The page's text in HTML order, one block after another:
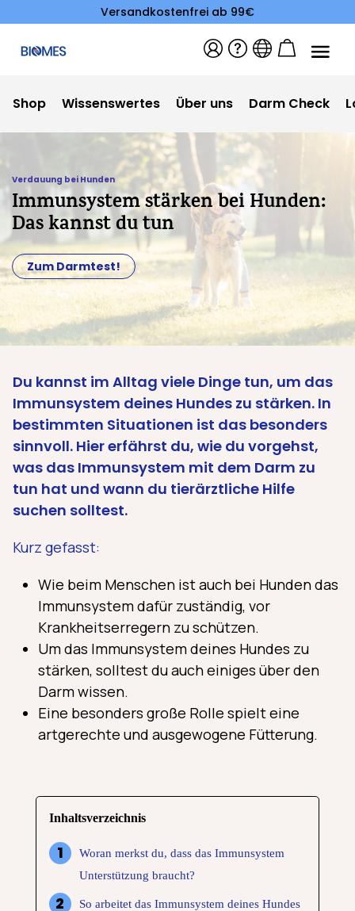
Versandkostenfrei ab 99€
Shop Wissenswertes Über uns Darm Check
Verdauung bei Hunden
Immunsystem stärken bei Hunden:
Das kannst du tun
Zum Darmtest!
Du kannst im Alltag viele Dinge tun, um das
Immunsystem deines Hundes zu stärken. In
bestimmten Situationen ist das besonders
sinnvoll. Hier erfährst du, wie du vorgehst,
was das Immunsystem mit dem Darm zu
tun hat und wann du tierärztliche Hilfe
suchen solltest.
Kurz gefasst:
Wie beim Menschen ist auch bei Hunden das
Immunsystem dafür zuständig, vor
Krankheitserregern zu schützen.
Um das Immunsystem deines Hundes zu
stärken, solltest du auch einiges über den
Darm wissen.
Eine besonders große Rolle spielt eine
artgerechte und ausgewogene Fütterung.
Inhaltsverzeichnis
Woran merkst du, dass das Immunsystem
Unterstützung braucht?
So arbeitet das Immunsystem deines Hundes